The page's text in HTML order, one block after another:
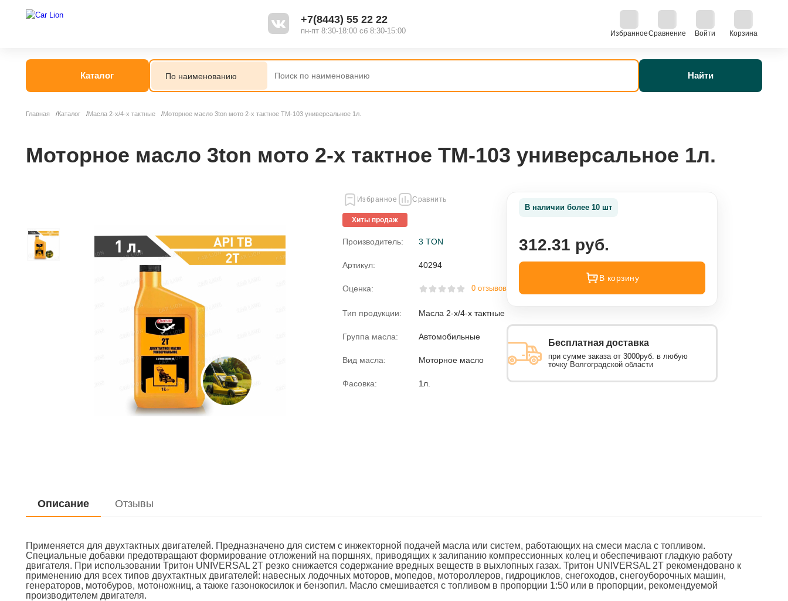
+7(8443) 55 22 22
пн-пт 8:30-18:00 сб 8:30-15:00 ИзбранноеСравнение Войти Корзина
Каталог Найти
Главная Каталог Масла 2-х/4-х тактные Моторное масло 3ton мото 2-х тактное TM-103 универсальное 1л.
Моторное масло 3ton мото 2-х тактное TM-103 универсальное 1л.
Избранное Сравнить
Хиты продаж
Производитель: 3 TON
Артикул: 40294
Оценка: 0 отзывов
Тип продукции: Масла 2-х/4-х тактные
Группа масла: Автомобильные
Вид масла: Моторное масло
Фасовка: 1л.
В наличии более 10 шт
312.31 руб.
В корзину
Бесплатная доставка
при сумме заказа от 3000руб. в любую
точку Волгоградской области
Описание Отзывы
Применяется для двухтактных двигателей. Предназначено для систем с инжекторной подачей масла или систем, работающих на смеси масла с топливом.
Специальные добавки предотвращают формирование отложений на поршнях, приводящих к залипанию компрессионных колец и обеспечивают гладкую работу
двигателя. При использовании Тритон UNIVERSAL 2T резко снижается содержание вредных веществ в выхлопных газах. Тритон UNIVERSAL 2T рекомендовано к
применению для всех типов двухтактных двигателей: навесных лодочных моторов, мопедов, мотороллеров, гидроциклов, снегоходов, снегоуборочных машин,
генераторов, мотобуров, мотоножниц, а также газонокосилок и бензопил. Масло смешивается с топливом в пропорции 1:50 или в пропорции, рекомендуемой
производителем двигателя.